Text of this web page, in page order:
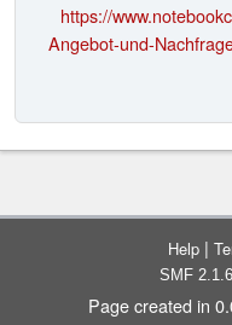
https://
Angebot-und-
Help |
SMF
Page created in